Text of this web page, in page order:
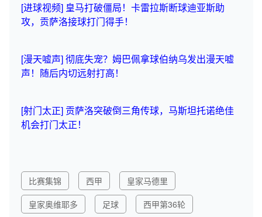
[进球视频] 皇马打破僵局！卡雷拉斯断球迪亚斯助
攻，贡萨洛接球打门得手！
[漫天嘘声] 彻底失宠？姆巴佩拿球伯纳乌发出漫天嘘
声！随后内切远射打高！
[射门太正] 贡萨洛突破倒三角传球，马斯坦托诺绝佳
机会打门太正！
比赛集锦 西甲
皇家马德里
皇家奥维耶多
足球 西甲第36轮